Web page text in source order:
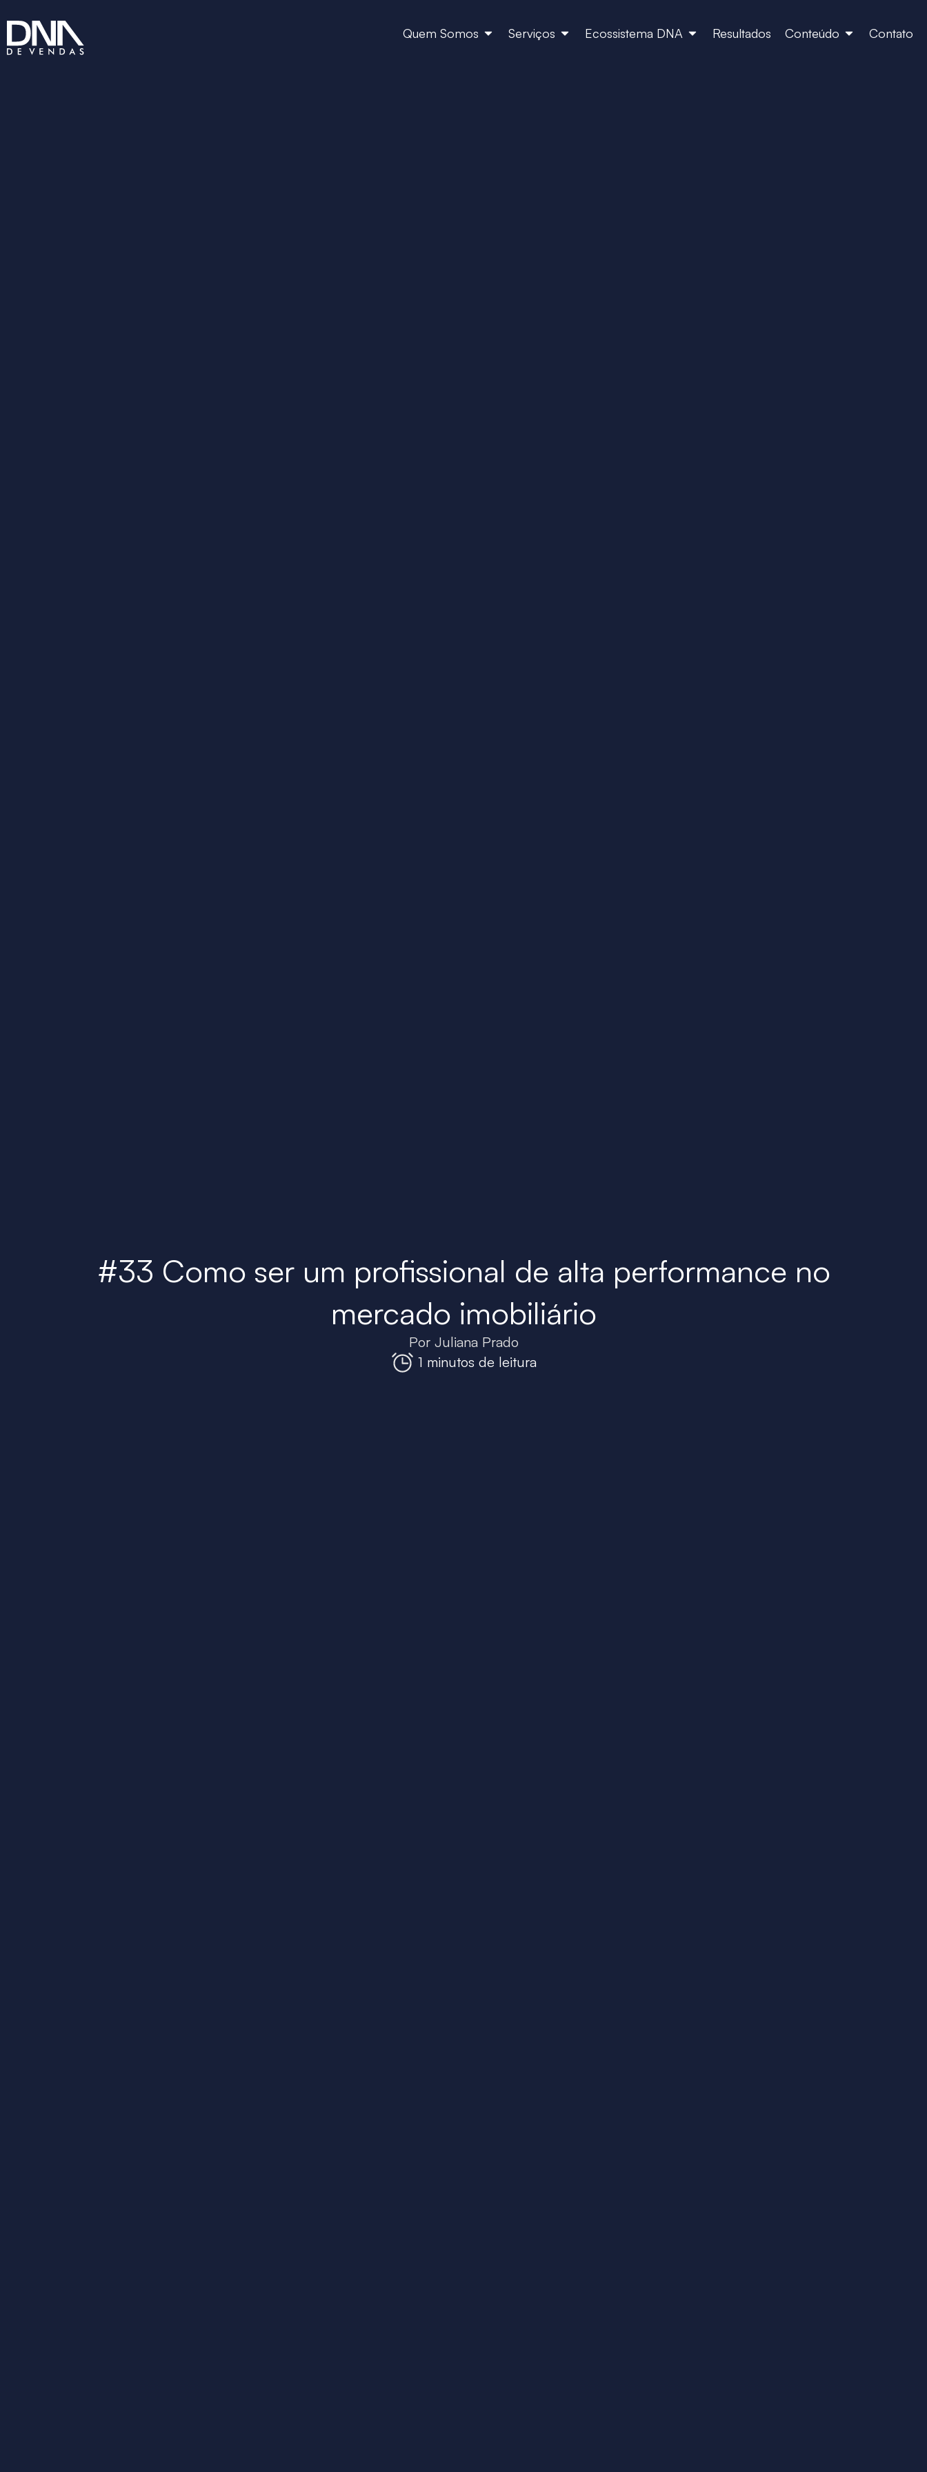
Quem Somos Serviços Ecossistema DNA Resultados Conteúdo Contato
#33 Como ser um profissional de alta performance no
mercado imobiliário
Por Juliana Prado
1 minutos de leitura